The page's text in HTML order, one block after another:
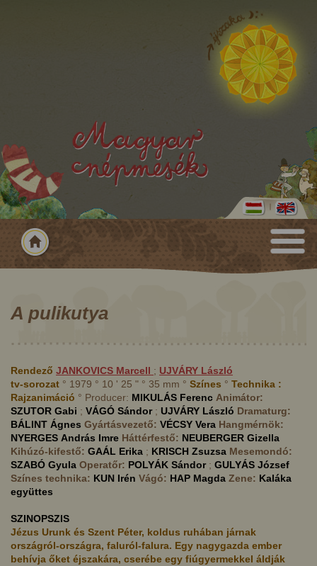
A pulikutya
Rendező JANKOVICS Marcell ; UJVÁRY László
tv-sorozat ° 1979 ° 10 ' 25 " ° 35 mm ° Színes ° Technika :
Rajzanimáció ° Producer: MIKULÁS Ferenc Animátor:
SZUTOR Gabi ; VÁGÓ Sándor; UJVÁRY László Dramaturg:
BÁLINT Ágnes Gyártásvezető: VÉCSY Vera Hangmérnök:
NYERGES András Imre Háttérfestő: NEUBERGER Gizella
Kihúzó-kifestő: GAÁL Erika ; KRISCH Zsuzsa Mesemondó:
SZABÓ Gyula Operatőr: POLYÁK Sándor; GULYÁS József
Színes technika: KUN Irén Vágó: HAP Magda Zene: Kaláka
együttes
SZINOPSZIS
Jézus Urunk és Szent Péter, koldus ruhában járnak
országról-országra, faluról-falura. Egy nagygazda ember
behívja őket éjszakára, cserébe egy fiúgyermekkel áldják